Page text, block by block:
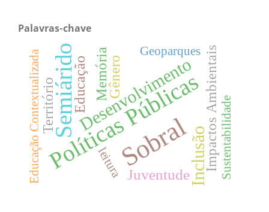
Palavras-chave
Sobral
Políticas Públicas
Semiárido
Inclusão
Desenvolvimento
Educação Gênero Impactos Ambientais
Memória
Juventude
Território
Educação Contextualizada Geoparques
Sustentabilidade
leitura